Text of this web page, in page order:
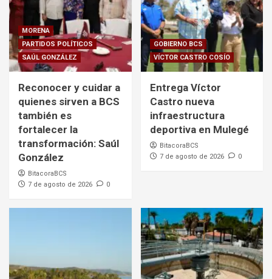
MORENA
PARTIDOS POLÍTICOS
SAÚL GONZÁLEZ
Reconocer y cuidar a
quienes sirven a BCS
también es
fortalecer la
transformación: Saúl
González
BitacoraBCS
7 de agosto de 2026
0
GOBIERNO BCS
VÍCTOR CASTRO COSÍO
Entrega Víctor
Castro nueva
infraestructura
deportiva en Mulegé
BitacoraBCS
7 de agosto de 2026
0